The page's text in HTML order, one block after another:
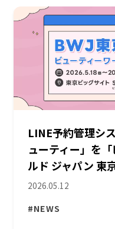
LINE予約管理シ
ューティー」を
ルド ジャパン 東
2026.05.12
#NEWS